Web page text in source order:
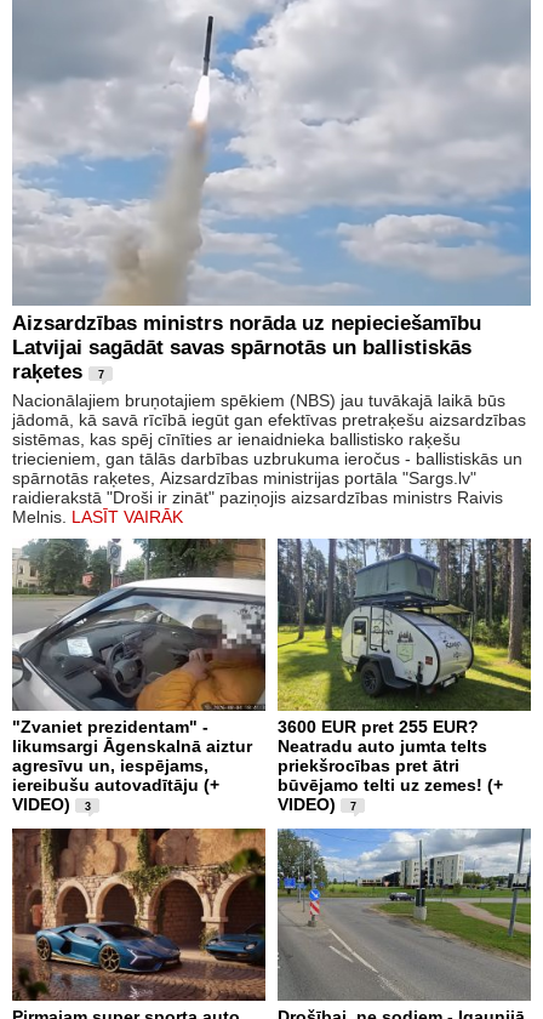
Aizsardzības ministrs norāda uz nepieciešamību
Latvijai sagādāt savas spārnotās un ballistiskās
raķetes
7
Nacionālajiem bruņotajiem spēkiem (NBS) jau tuvākajā laikā būs
jādomā, kā savā rīcībā iegūt gan efektīvas pretraķešu aizsardzības
sistēmas, kas spēj cīnīties ar ienaidnieka ballistisko raķešu
triecieniem, gan tālās darbības uzbrukuma ieročus - ballistiskās un
spārnotās raķetes, Aizsardzības ministrijas portāla "Sargs.lv"
raidierakstā "Droši ir zināt" paziņojis aizsardzības ministrs Raivis
Melnis. LASĪT VAIRĀK
"Zvaniet prezidentam" -
likumsargi Āgenskalnā aiztur
agresīvu un, iespējams,
iereibušu autovadītāju (+
VIDEO)
3
3600 EUR pret 255 EUR?
Neatradu auto jumta telts
priekšrocības pret ātri
būvējamo telti uz zemes! (+
VIDEO)
7